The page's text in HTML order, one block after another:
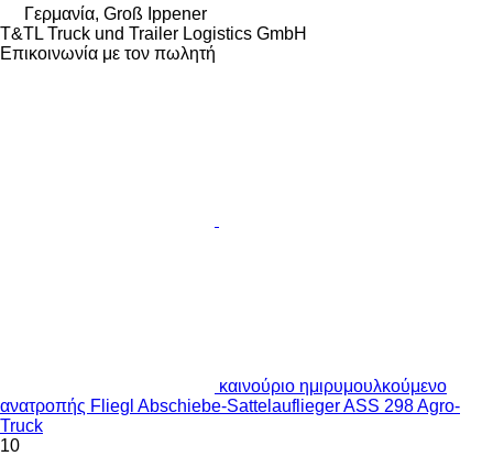
Γερμανία, Groß Ippener
T&TL Truck und Trailer Logistics GmbH
Επικοινωνία με τον πωλητή
καινούριο ημιρυμουλκούμενο
ανατροπής Fliegl Abschiebe-Sattelauflieger ASS 298 Agro-
Truck
10